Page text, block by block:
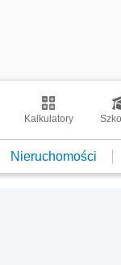
Kalkulatory
Nieruchomości